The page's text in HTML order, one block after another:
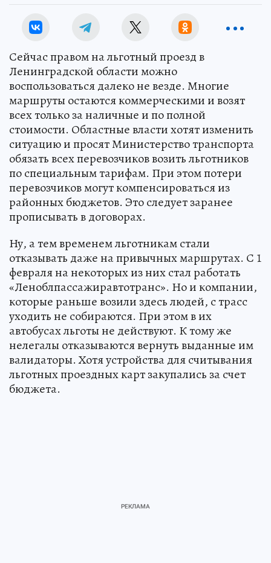
Сейчас правом на льготный проезд в
Ленинградской области можно
воспользоваться далеко не везде. Многие
маршруты остаются коммерческими и возят
всех только за наличные и по полной
стоимости. Областные власти хотят изменить
ситуацию и просят Министерство транспорта
обязать всех перевозчиков возить льготников
по специальным тарифам. При этом потери
перевозчиков могут компенсироваться из
районных бюджетов. Это следует заранее
прописывать в договорах.
Ну, а тем временем льготникам стали
отказывать даже на привычных маршрутах. С 1
февраля на некоторых из них стал работать
«Леноблпассажиравтотранс». Но и компании,
которые раньше возили здесь людей, с трасс
уходить не собираются. При этом в их
автобусах льготы не действуют. К тому же
нелегалы отказываются вернуть выданные им
валидаторы. Хотя устройства для считывания
льготных проездных карт закупались за счет
бюджета.